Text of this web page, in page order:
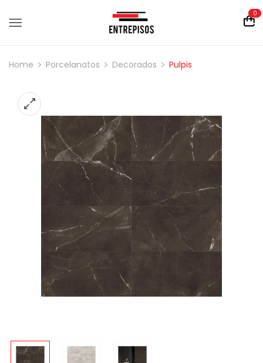
0
Home Porcelanatos Decorados Pulpis